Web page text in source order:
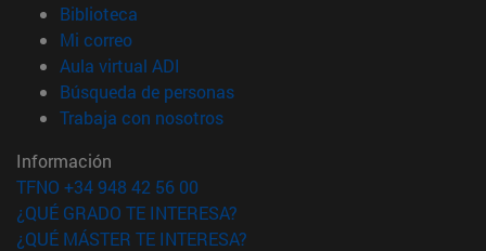
Biblioteca
Mi correo(abre en nueva ventana)
Aula virtual ADI
Búsqueda de personas(abre en nueva ventana)
Trabaja con nosotros(abre en nueva ventana)
Información
TFNO +34 948 42 56 00
¿QUÉ GRADO TE INTERESA?
¿QUÉ MÁSTER TE INTERESA?